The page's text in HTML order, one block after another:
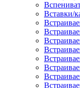
Вставки/